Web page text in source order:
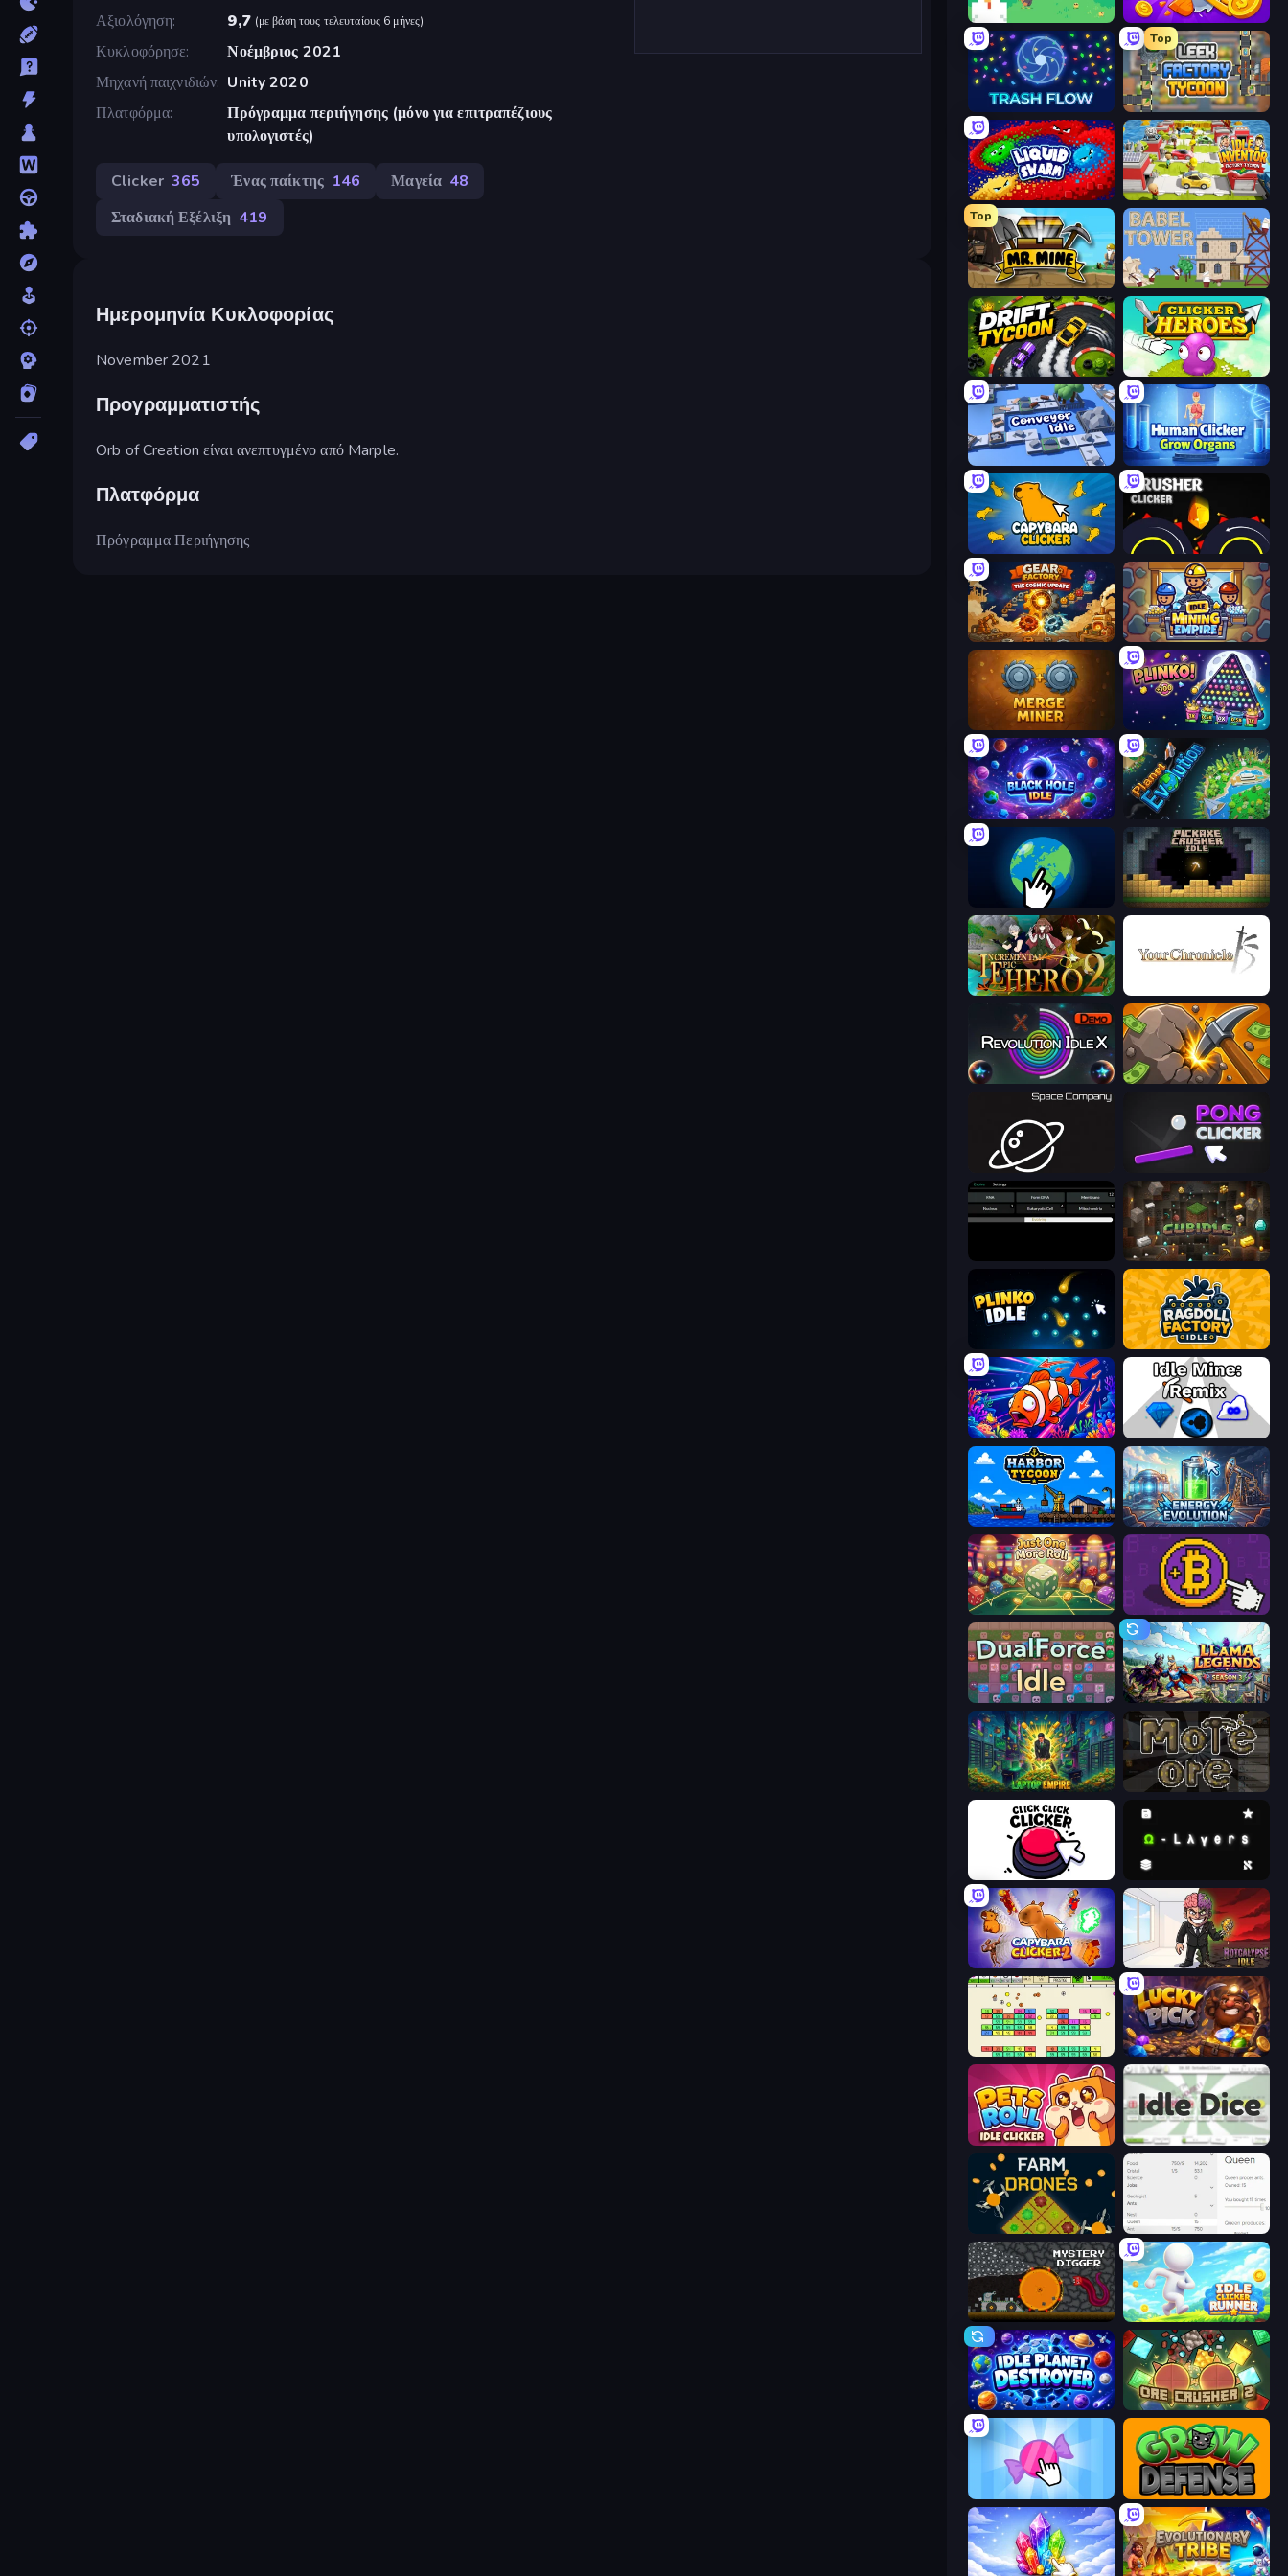
Αξιολόγηση
9,7 (με βάση τους τελευταίους 6 μήνες)
Κυκλοφόρησε
Νοέμβριος 2021
Μηχανή παιχνιδιών Unity 2020
Πλατφόρμα
Πρόγραμμα περιήγησης (μόνο για επιτραπέζιους
υπολογιστές)
Clicker 365 Ένας παίκτης 146 Μαγεία 48
Σταδιακή Εξέλιξη 419
Ημερομηνία Κυκλοφορίας
November 2021
Προγραμματιστής
Orb of Creation είναι ανεπτυγμένο από Marple.
Πλατφόρμα
Πρόγραμμα Περιήγησης
The MachinEGG Farm Ring Idle
Trash Flow
Top
Leek Factory Tycoon
Liquid Swarm Idle Inventor
Top
Mr. Mine Babel Tower
Drift Tycoon Clicker Heroes
Conveyor Idle Human Clicker: Grow Organs
Capybara Clicker Crusher Clicker
Gear Factory Idle Mining Empire
Merge Miner PLINKO!
Black Hole Idle Planet Evolution: Idle Clicker
Planet Clicker 2 Pickaxe Crusher Idle
Incremental Epic Hero 2
Revolution Idle X Mine Clicker
Space Company Pong Clicker
Cubidle
Plinko Idle Ragdoll Factory Idle
Fish Catch Idle Idle Mine: Remix
Harbor Tycoon Energy Evolution
Just One More Roll Money Maker
DualForce Idle Llama Legends
Laptop Empire More Ore
Click Click Clicker Omega Layers
Capybara Clicker 2 Rotcalypse: Idle Incremental
Idle Breakout Lucky Pick
Pets Roll: Idle Clicker Idle Dice
Farm Drones Idle Ants
Mystery Digger Idle Clicker Runner
Idle Planet Destroyer OreCrusher 2
Candy Clicker 2 Grow Defense